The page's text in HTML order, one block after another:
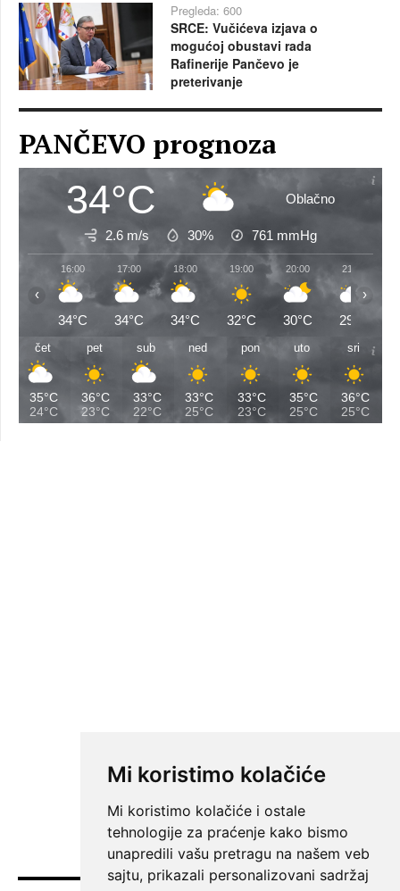
Mi koristimo kolačiće
Mi koristimo kolačiće i ostale
tehnologije za praćenje kako bismo
unapredili vašu pretragu na našem veb
sajtu, prikazali personalizovani sadržaj
Pregleda: 600
SRCE: Vučićeva izjava o
mogućoj obustavi rada
Rafinerije Pančevo je
preterivanje
PANČEVO prognoza
34°C Oblačno
2.6 m/s 30% 761 mmHg
16:00
34°C
17:00
34°C
18:00
34°C
19:00
32°C
20:00
30°C
21:00
29°C
‹ ›
čet
35°C
24°C
pet
36°C
23°C
sub
33°C
22°C
ned
33°C
25°C
pon
33°C
23°C
uto
35°C
25°C
sri
36°C
25°C